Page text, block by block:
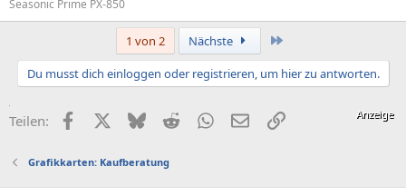
Seasonic Prime PX-850
1 von 2 Nächste
Du musst dich einloggen oder registrieren, um hier zu antworten.
Teilen: FacebookX (Twitter)
BlueskyRedditWhatsApp
E-MailLink
Grafikkarten: Kaufberatung